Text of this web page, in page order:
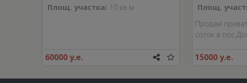
Площ. участка: 10 кв.м
60000 у.е.
Площ.
Продам
соток в
15000 у.е.